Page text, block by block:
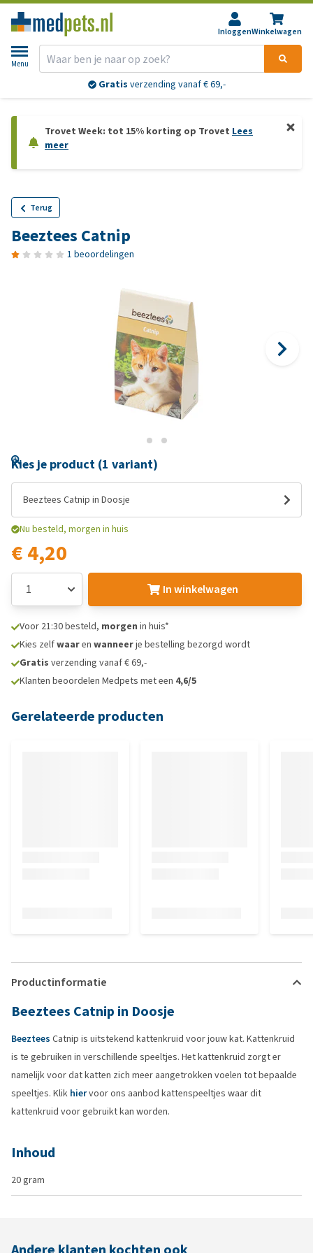
InloggenWinkelwagen
Menu
Gratis verzending vanaf € 69,-
Trovet Week: tot 15% korting op Trovet Lees
meer
Terug
Beeztees Catnip
1 beoordelingen
Kies je product (1 variant)
Beeztees Catnip in Doosje
Nu besteld, morgen in huis
€ 4,20
In winkelwagen
Voor 21:30 besteld, morgen in huis*
Kies zelfwaaren wanneerje bestelling bezorgd wordt
Gratis verzending vanaf € 69,-
Klanten beoordelen Medpets met een 4,6/5
Gerelateerde producten
Productinformatie
Beeztees Catnip in Doosje
Beeztees Catnip is uitstekend kattenkruid voor jouw kat. Kattenkruid
is te gebruiken in verschillende speeltjes. Het kattenkruid zorgt er
namelijk voor dat katten zich meer aangetrokken voelen tot bepaalde
speeltjes. Klik hiervoor ons aanbod kattenspeeltjes waar dit
kattenkruid voor gebruikt kan worden.
Inhoud
20 gram